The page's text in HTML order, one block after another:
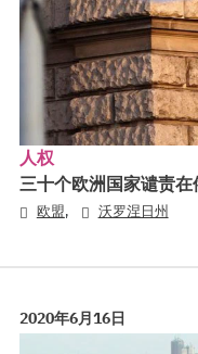
人权
三十个欧洲国家谴责
欧盟, 沃罗涅日州
2020年6月16日